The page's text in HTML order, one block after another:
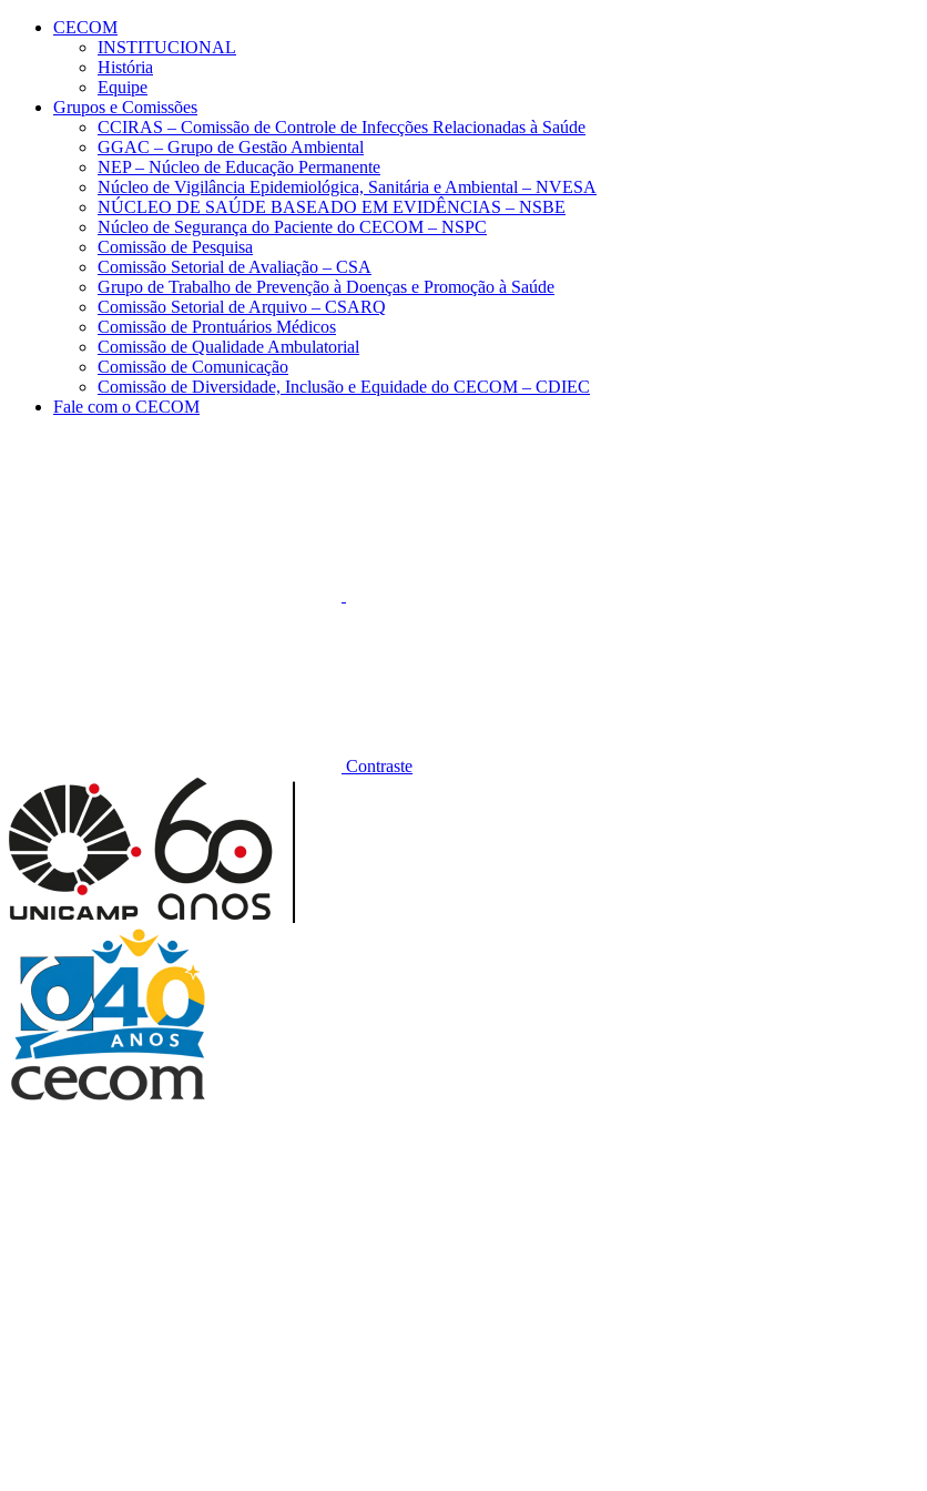
Conteúdo principal
CECOM
INSTITUCIONAL
História
Equipe
Grupos e Comissões
CCIRAS – Comissão de Controle de Infecções Relacionadas à Saúde
GGAC – Grupo de Gestão Ambiental
NEP – Núcleo de Educação Permanente
Núcleo de Vigilância Epidemiológica, Sanitária e Ambiental – NVESA
NÚCLEO DE SAÚDE BASEADO EM EVIDÊNCIAS – NSBE
Núcleo de Segurança do Paciente do CECOM – NSPC
Comissão de Pesquisa
Comissão Setorial de Avaliação – CSA
Grupo de Trabalho de Prevenção à Doenças e Promoção à Saúde
Comissão Setorial de Arquivo – CSARQ
Comissão de Prontuários Médicos
Comissão de Qualidade Ambulatorial
Comissão de Comunicação
Comissão de Diversidade, Inclusão e Equidade do CECOM – CDIEC
Fale com o CECOM
Contraste